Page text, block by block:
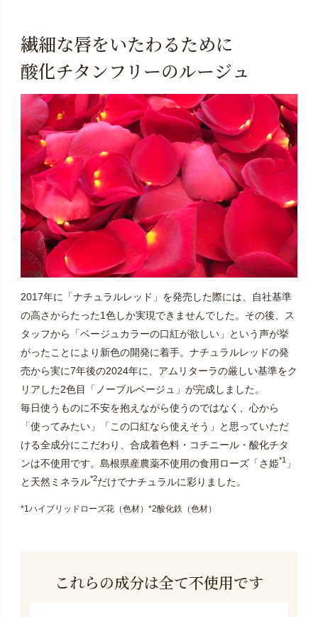
繊細な唇をいたわるために
酸化チタンフリーのルージュ
2017年に「ナチュラルレッド」を発売した際には、自社基準
の高さからたった1色しか実現できませんでした。その後、ス
タッフから「ベージュカラーの口紅が欲しい」という声が挙
がったことにより新色の開発に着手。ナチュラルレッドの発
売から実に7年後の2024年に、アムリターラの厳しい基準をク
リアした2色目「ノーブルベージュ」が完成しました。
毎日使うものに不安を抱えながら使うのではなく、心から
「使ってみたい」「この口紅なら使えそう」と思っていただ
ける全成分にこだわり、合成着色料・コチニール・酸化チタ
ンは不使用です。島根県産農薬不使用の食用ローズ「さ姫*1 」
と天然ミネラル*2だけでナチュラルに彩りました。
*1ハイブリッドローズ花（色材）*2酸化鉄（色材）
これらの成分は全て不使用です